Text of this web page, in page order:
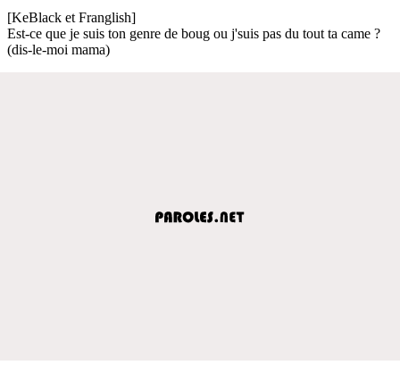
[KeBlack et Franglish]
Est-ce que je suis ton genre de boug ou j'suis pas du tout ta came ?
(dis-le-moi mama)